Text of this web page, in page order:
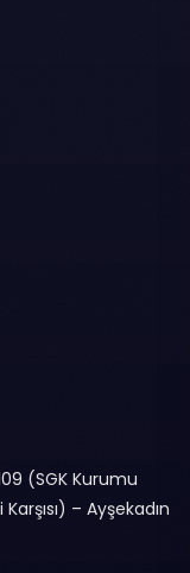
(SGK Kurumu
– Ayşekadın